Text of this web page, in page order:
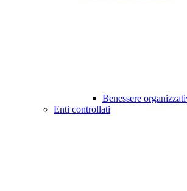
Benessere
Enti controllati